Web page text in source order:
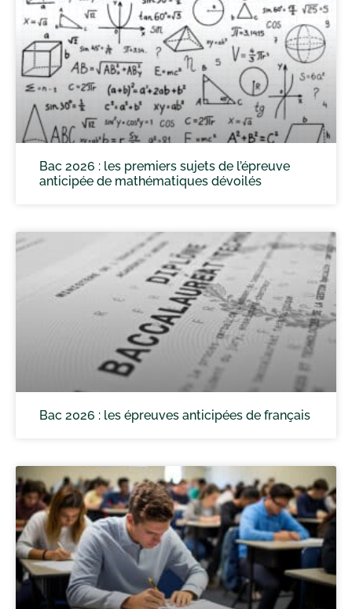
Bac 2026 : les premiers sujets de l’épreuve
anticipée de mathématiques dévoilés
Bac 2026 : les épreuves anticipées de français